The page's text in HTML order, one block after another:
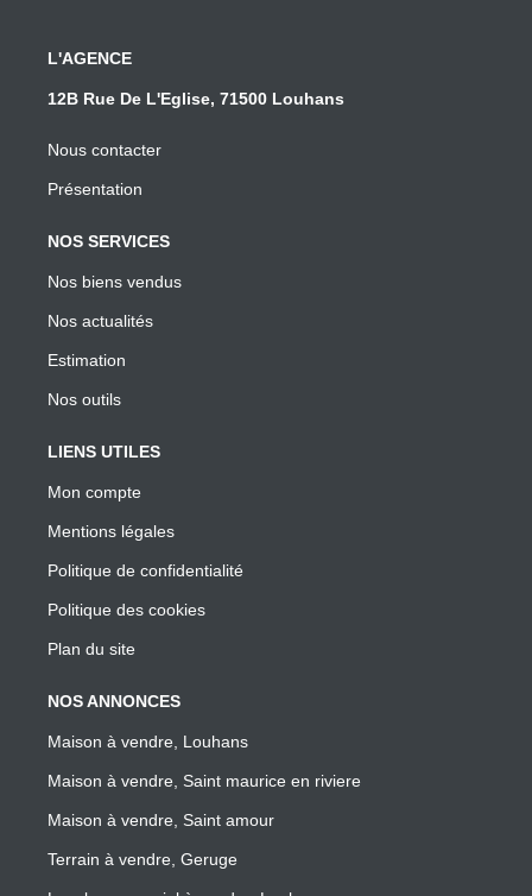
L'AGENCE
12B Rue De L'Eglise, 71500 Louhans
Nous contacter
Présentation
NOS SERVICES
Nos biens vendus
Nos actualités
Estimation
Nos outils
LIENS UTILES
Mon compte
Mentions légales
Politique de confidentialité
Politique des cookies
Plan du site
NOS ANNONCES
Maison à vendre, Louhans
Maison à vendre, Saint maurice en riviere
Maison à vendre, Saint amour
Terrain à vendre, Geruge